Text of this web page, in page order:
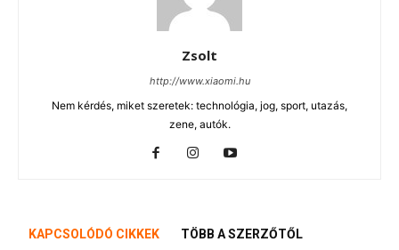
Zsolt
http://www.xiaomi.hu
Nem kérdés, miket szeretek: technológia, jog, sport, utazás,
zene, autók.
KAPCSOLÓDÓ CIKKEK TÖBB A SZERZŐTŐL